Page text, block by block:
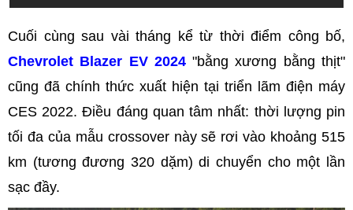
Cuối cùng sau vài tháng kể từ thời điểm công bố,
Chevrolet Blazer EV 2024"bằng xương bằng thịt"
cũng đã chính thức xuất hiện tại triển lãm điện máy
CES 2022. Điều đáng quan tâm nhất: thời lượng pin
tối đa của mẫu crossover này sẽ rơi vào khoảng 515
km (tương đương 320 dặm) di chuyển cho một lần
sạc đầy.